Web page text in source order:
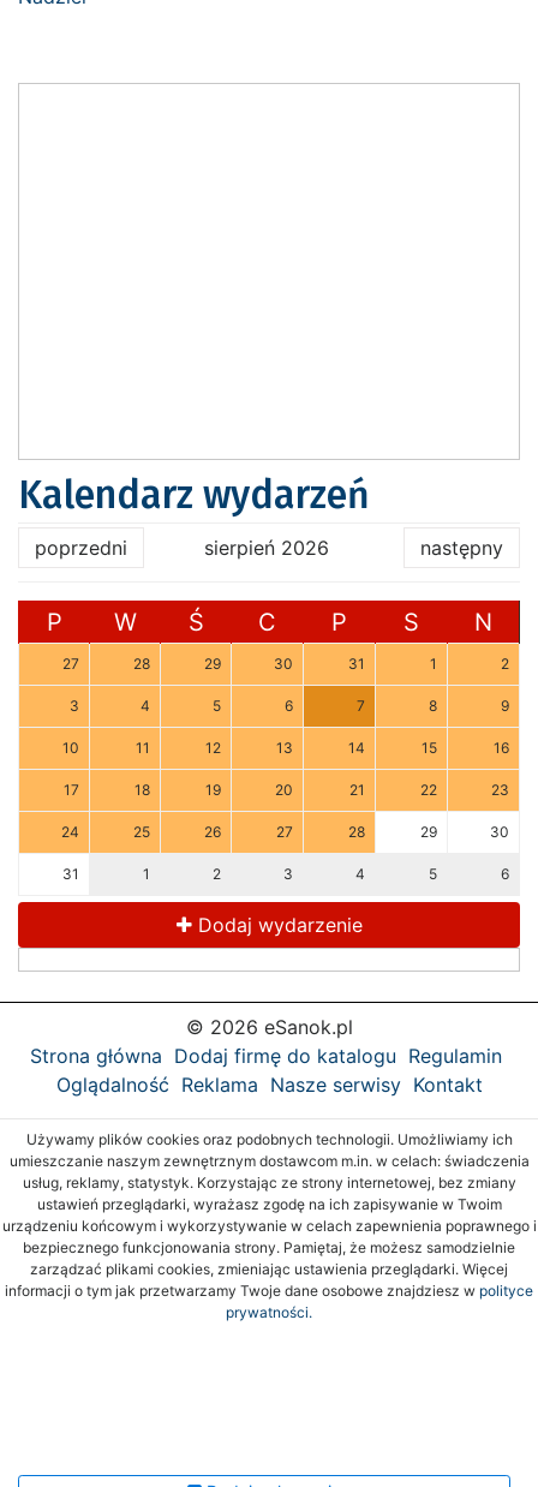
Kalendarz wydarzeń
poprzedni sierpień 2026 następny
P W Ś C P S N
27 28 29 30 31 1 2
3 4 5 6 7 8 9
10 11 12 13 14 15 16
17 18 19 20 21 22 23
24 25 26 27 28 29 30
31 1 2 3 4 5 6
Dodaj wydarzenie
© 2026 eSanok.pl
Strona główna Dodaj firmę do katalogu Regulamin
Oglądalność Reklama Nasze serwisy Kontakt
Używamy plików cookies oraz podobnych technologii. Umożliwiamy ich
umieszczanie naszym zewnętrznym dostawcom m.in. w celach: świadczenia
usług, reklamy, statystyk. Korzystając ze strony internetowej, bez zmiany
ustawień przeglądarki, wyrażasz zgodę na ich zapisywanie w Twoim
urządzeniu końcowym i wykorzystywanie w celach zapewnienia poprawnego i
bezpiecznego funkcjonowania strony. Pamiętaj, że możesz samodzielnie
zarządzać plikami cookies, zmieniając ustawienia przeglądarki. Więcej
informacji o tym jak przetwarzamy Twoje dane osobowe znajdziesz w polityce
prywatności.